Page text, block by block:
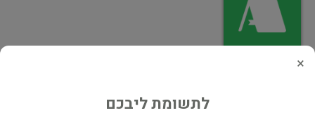
שירי רחוב
×
לתשומת ליבכם